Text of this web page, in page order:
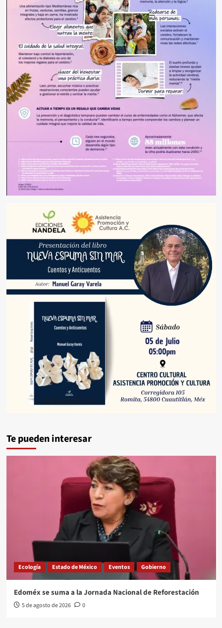
Te pueden interesar
Ecología Estado de México Eventos Gobierno
Edoméx se suma a la Jornada Nacional de Reforestación
5 de agosto de 2026 0